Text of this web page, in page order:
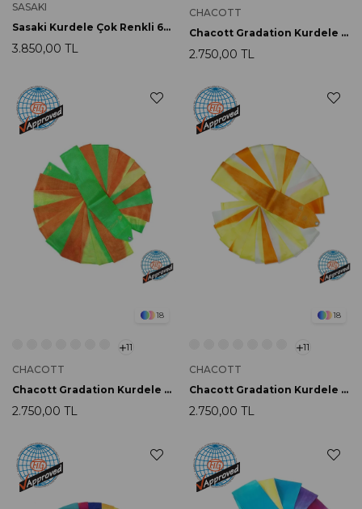
SASAKI
Sasaki Kurdele Çok Renkli 6m M-71HG LYMGxWxFRP FIG Onaylı
3.850,00 TL
CHACOTT
Chacott Gradation Kurdele 5m 248 Magenda
2.750,00 TL
18
11
CHACOTT
Chacott Gradation Kurdele 5m 267 Muscat
2.750,00 TL
18
11
CHACOTT
Chacott Gradation Kurdele 5m 283 Orange
2.750,00 TL